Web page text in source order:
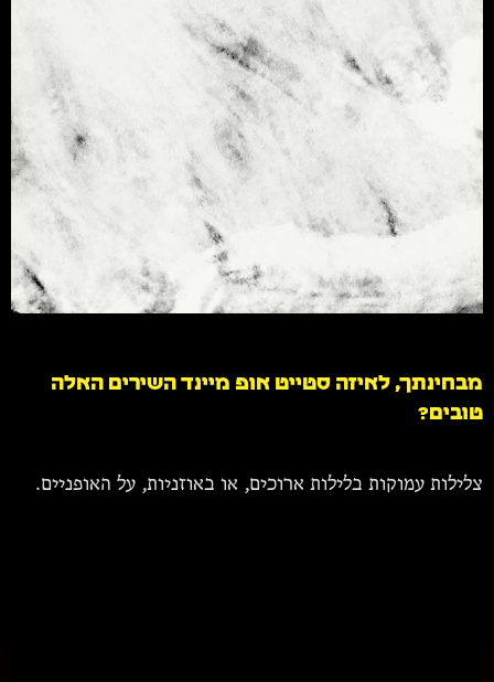
מבחינתך, לאיזה סטייט אופ מיינד השירים האלה
טובים?
צלילות עמוקות בלילות ארוכים, או באוזניות, על האופניים.